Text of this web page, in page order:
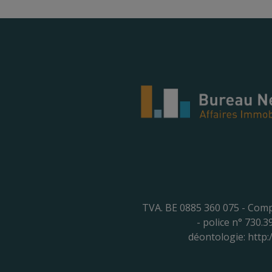
TVA. BE 0885 360 075 -
- police n°
déontologie: